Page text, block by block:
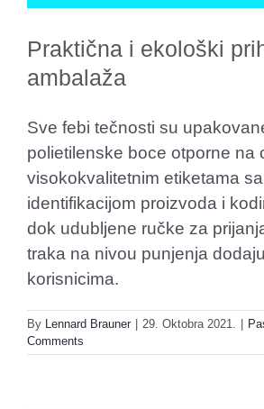
Praktična i ekološki
ambalaža
Sve febi tečnosti su
polietilenske boce otporne na
visokokvalitetnim etiketama
identifikacijom proizvoda i
dok udubljene ručke za
traka na nivou punjenja
korisnicima.
By Lennard Brauner | 29. Oktobra 2021. |
Comments